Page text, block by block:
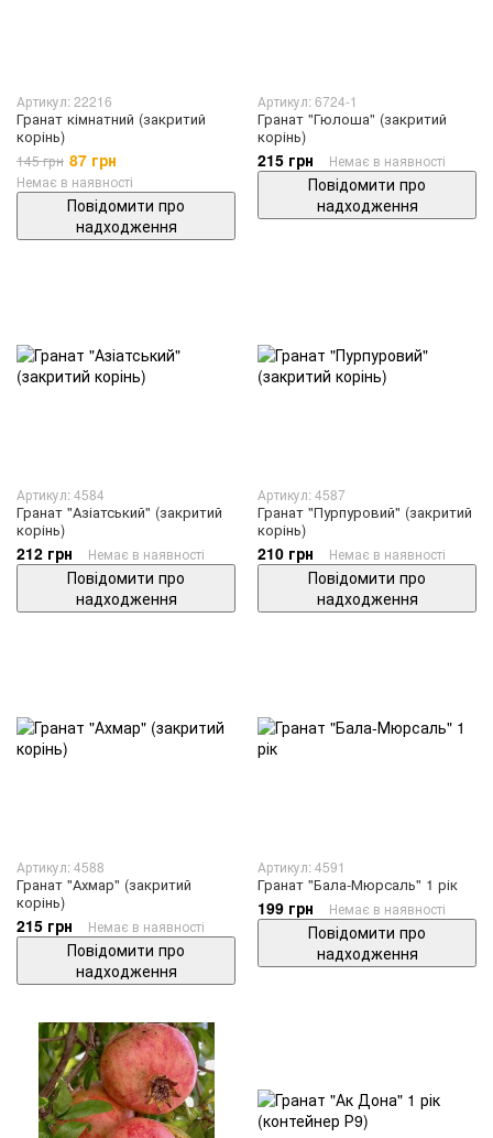
Артикул: 22216
Гранат кімнатний (закритий
корінь)
145 грн 87 грн
Немає в наявності
Повідомити про
надходження
Артикул: 6724-1
Гранат "Гюлоша" (закритий
корінь)
215 грн Немає в наявності
Повідомити про
надходження
Артикул: 4584
Гранат "Азіатський" (закритий
корінь)
212 грн Немає в наявності
Повідомити про
надходження
Артикул: 4587
Гранат "Пурпуровий" (закритий
корінь)
210 грн Немає в наявності
Повідомити про
надходження
Артикул: 4588
Гранат "Ахмар" (закритий
корінь)
215 грн Немає в наявності
Повідомити про
надходження
Артикул: 4591
Гранат "Бала-Мюрсаль" 1 рік
199 грн Немає в наявності
Повідомити про
надходження